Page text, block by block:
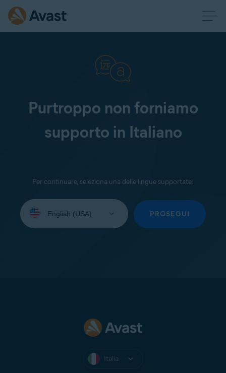
Purtroppo non forniamo
supporto in Italiano
Per continuare, seleziona una delle lingue supportate:
la
PROSEGUI
Italia